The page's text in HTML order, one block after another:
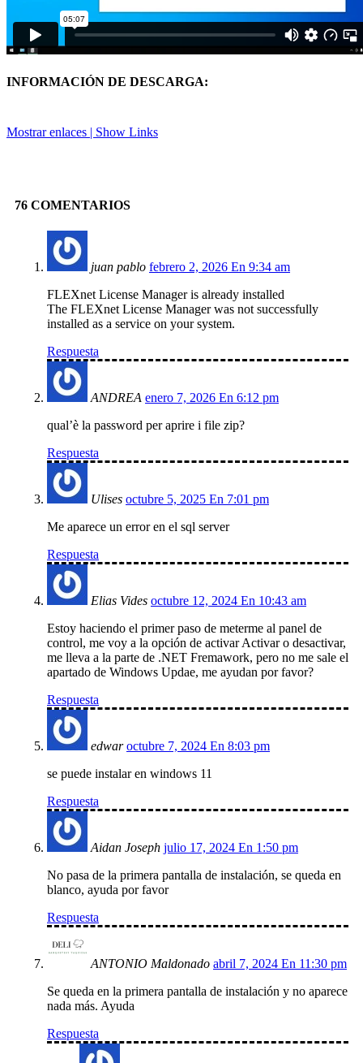
INFORMACIÓN DE DESCARGA:
Mostrar enlaces | Show Links
76 COMENTARIOS
juan pablo febrero 2, 2026 En 9:34 am
FLEXnet License Manager is already installed
The FLEXnet License Manager was not successfully
installed as a service on your system.
Respuesta
ANDREA enero 7, 2026 En 6:12 pm
qual’è la password per aprire i file zip?
Respuesta
Ulises octubre 5, 2025 En 7:01 pm
Me aparece un error en el sql server
Respuesta
Elias Vides octubre 12, 2024 En 10:43 am
Estoy haciendo el primer paso de meterme al panel de
control, me voy a la opción de activar Activar o desactivar,
me lleva a la parte de .NET Fremawork, pero no me sale el
apartado de Windows Updae, me ayudan por favor?
Respuesta
edwar octubre 7, 2024 En 8:03 pm
se puede instalar en windows 11
Respuesta
Aidan Joseph julio 17, 2024 En 1:50 pm
No pasa de la primera pantalla de instalación, se queda en
blanco, ayuda por favor
Respuesta
ANTONIO Maldonado abril 7, 2024 En 11:30 pm
Se queda en la primera pantalla de instalación y no aparece
nada más. Ayuda
Respuesta